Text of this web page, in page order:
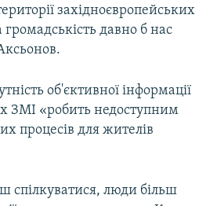
західноєвропейських
громадськість давно б нас
об'єктивної інформації
ЗМІ «робить недоступним
процесів для жителів
спілкуватися, люди більш